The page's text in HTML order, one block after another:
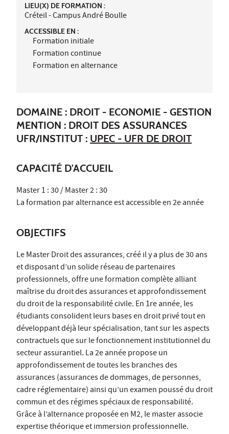
LIEU(X) DE FORMATION :
Créteil - Campus André Boulle
ACCESSIBLE EN :
Formation initiale
Formation continue
Formation en alternance
DOMAINE : DROIT - ECONOMIE - GESTION
MENTION : DROIT DES ASSURANCES
UFR/INSTITUT : UPEC - UFR DE DROIT
CAPACITÉ D'ACCUEIL
Master 1 : 30 / Master 2 : 30
La formation par alternance est accessible en 2e année
OBJECTIFS
Le Master Droit des assurances, créé il y a plus de 30 ans
et disposant d’un solide réseau de partenaires
professionnels, offre une formation complète alliant
maîtrise du droit des assurances et approfondissement
du droit de la responsabilité civile. En 1re année, les
étudiants consolident leurs bases en droit privé tout en
développant déjà leur spécialisation, tant sur les aspects
contractuels que sur le fonctionnement institutionnel du
secteur assurantiel. La 2e année propose un
approfondissement de toutes les branches des
assurances (assurances de dommages, de personnes,
cadre réglementaire) ainsi qu’un examen poussé du droit
commun et des régimes spéciaux de responsabilité.
Grâce à l’alternance proposée en M2, le master associe
expertise théorique et immersion professionnelle.